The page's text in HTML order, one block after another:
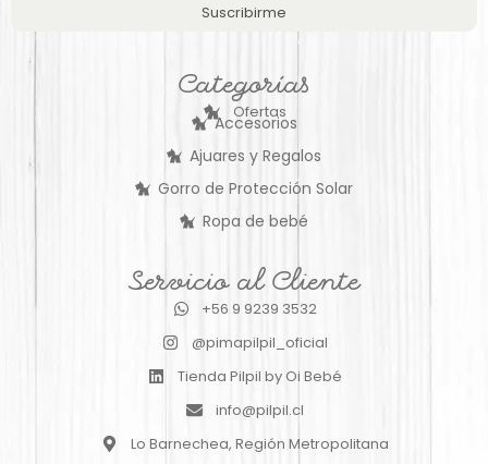
Suscribirme
Categorías
Ofertas
Accesorios
Ajuares y Regalos
Gorro de Protección Solar
Ropa de bebé
Servicio al Cliente
+56 9 9239 3532
@pimapilpil_oficial
Tienda Pilpil by Oi Bebé
info@pilpil.cl
Lo Barnechea, Región Metropolitana